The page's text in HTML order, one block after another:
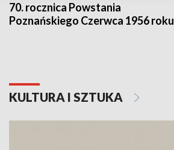
70. rocznica Powstania
Poznańskiego Czerwca 1956 roku
KULTURA I SZTUKA